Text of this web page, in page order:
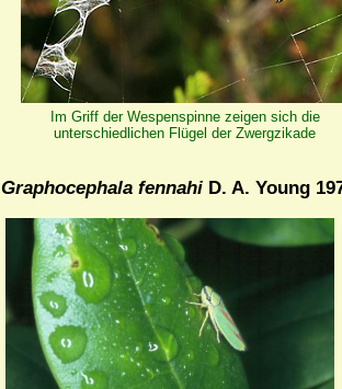
Im Griff der Wespenspinne zeigen sich die
unterschiedlichen Flügel der Zwergzikade
Graphocephala fennahi D. A. Young